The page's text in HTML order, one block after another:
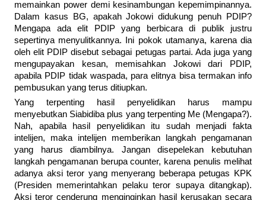
memainkan power demi kesinambungan kepemimpinannya.
Dalam kasus BG, apakah Jokowi didukung penuh PDIP?
Mengapa ada elit PDIP yang berbicara di publik justru
sepertinya menyulitkannya. Ini pokok utamanya, karena dia
oleh elit PDIP disebut sebagai petugas partai. Ada juga yang
mengupayakan kesan, memisahkan Jokowi dari PDIP,
apabila PDIP tidak waspada, para elitnya bisa termakan info
pembusukan yang terus ditiupkan.
Yang terpenting hasil penyelidikan harus mampu
menyebutkan Siabidiba plus yang terpenting Me (Mengapa?).
Nah, apabila hasil penyelidikan itu sudah menjadi fakta
intelijen, maka intelijen memberikan langkah pengamanan
yang harus diambilnya. Jangan disepelekan kebutuhan
langkah pengamanan berupa counter, karena penulis melihat
adanya aksi teror yang menyerang beberapa petugas KPK
(Presiden memerintahkan pelaku teror supaya ditangkap).
Aksi teror cenderung menginginkan hasil kerusakan secara